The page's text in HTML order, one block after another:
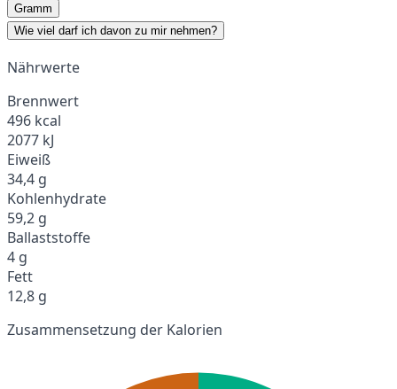
Gramm
Wie viel darf ich davon zu mir nehmen?
Nährwerte
Brennwert
496 kcal
2077 kJ
Eiweiß
34,4 g
Kohlenhydrate
59,2 g
Ballaststoffe
4 g
Fett
12,8 g
Zusammensetzung der Kalorien